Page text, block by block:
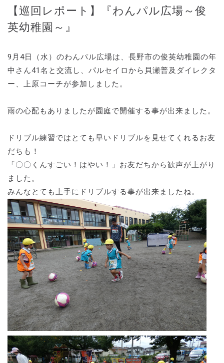
【巡回レポート】『わんパル広場～俊
英幼稚園～』
9月4日（水）のわんパル広場は、長野市の俊英幼稚園の年
中さん41名と交流し、パルセイロから貝瀬普及ダイレクタ
ー、上原コーチが参加しました。
雨の心配もありましたが園庭で開催する事が出来ました。
ドリブル練習ではとても早いドリブルを見せてくれるお友
だちも！
「〇〇くんすごい！はやい！」お友だちから歓声が上がり
ました。
みんなとても上手にドリブルする事が出来ましたね。